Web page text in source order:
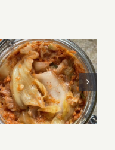
Un jour = Un
aliment fermenté
: soutenir le
microbiote |
chelation des